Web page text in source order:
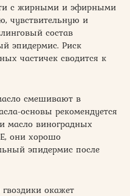
с жирными и эфирными
чувствительную и
состав
эпидермис. Риск
частичек сводится к
смешивают в
основы рекомендуется
масло виноградных
они хорошо
эпидермис после
окажет